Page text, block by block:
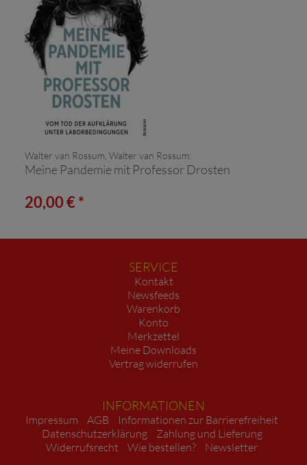
Walter van Rossum, Walter van Rossum:
Meine Pandemie mit Professor Drosten
20,00 € *
SERVICE
Kontakt
Newsfeeds
Warenkorb
Konto
Merkzettel
Meine Downloads
Vertrag widerrufen
INFORMATIONEN
Impressum AGB
Informationen zur Barrierefreiheit
Datenschutzerklärung
Zahlung und Lieferung
Widerrufsrecht
Wie bestellen? Newsletter